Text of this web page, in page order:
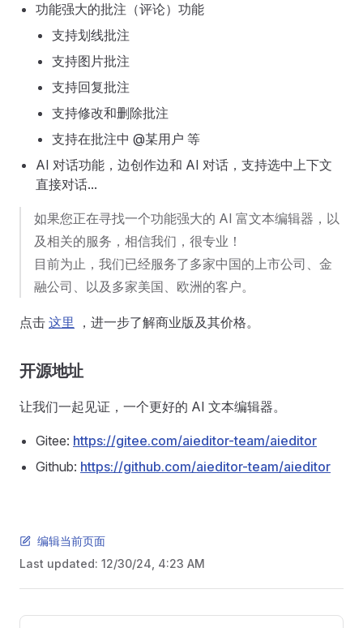
功能强大的批注（评论）功能
支持划线批注
支持图片批注
支持回复批注
支持修改和删除批注
支持在批注中 @某用户 等
AI 对话功能，边创作边和 AI 对话，支持选中上下文
直接对话...
如果您正在寻找一个功能强大的 AI 富文本编辑器，以
及相关的服务，相信我们，很专业！
目前为止，我们已经服务了多家中国的上市公司、金
融公司、以及多家美国、欧洲的客户。
点击 这里 ，进一步了解商业版及其价格。
开源地址
让我们一起见证，一个更好的 AI 文本编辑器。
Gitee: https://gitee.com/aieditor-team/aieditor
Github: https://github.com/aieditor-team/aieditor
编辑当前页面
Last updated: 12/30/24, 4:23 AM
Pager